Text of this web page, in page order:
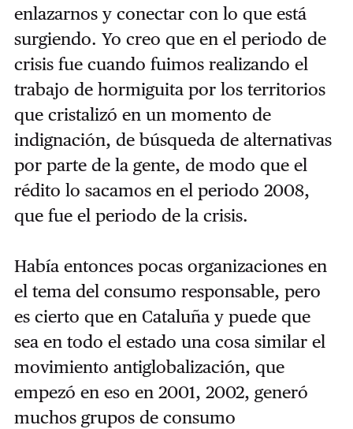
enlazarnos y conectar con lo que está
surgiendo. Yo creo que en el periodo de
crisis fue cuando fuimos realizando el
trabajo de hormiguita por los territorios
que cristalizó en un momento de
indignación, de búsqueda de alternativas
por parte de la gente, de modo que el
rédito lo sacamos en el periodo 2008,
que fue el periodo de la crisis.
Había entonces pocas organizaciones en
el tema del consumo responsable, pero
es cierto que en Cataluña y puede que
sea en todo el estado una cosa similar el
movimiento antiglobalización, que
empezó en eso en 2001, 2002, generó
muchos grupos de consumo